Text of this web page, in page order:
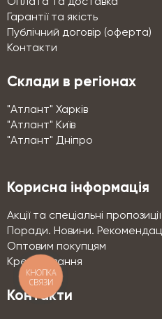
Гарантії та якість
Публічний договір (оферта)
Контакти
Склади в регіонах
"Атлант" Харків
"Атлант" Київ
"Атлант" Дніпро
Корисна інформація
Акції та спеціальні пропозиції
Поради. Новини.
Оптовим покупцям
Кредитування
Контакти
КНОПКА
СВЯЗИ